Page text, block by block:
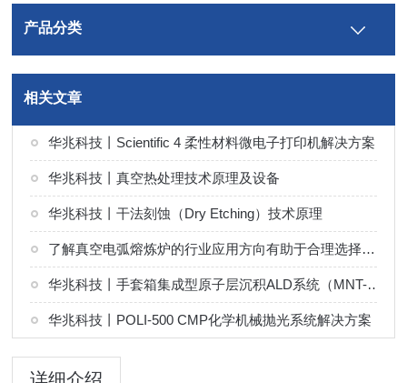
产品分类
相关文章
华兆科技丨Scientific 4 柔性材料微电子打印机解决方案
华兆科技丨真空热处理技术原理及设备
华兆科技丨干法刻蚀（Dry Etching）技术原理
了解真空电弧熔炼炉的行业应用方向有助于合理选择熔炼工艺
华兆科技丨手套箱集成型原子层沉积ALD系统（MNT-G 系列）解决方案
华兆科技丨POLI-500 CMP化学机械抛光系统解决方案